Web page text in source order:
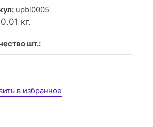
upbl0005
0.01 кг.
шт.:
в избранное